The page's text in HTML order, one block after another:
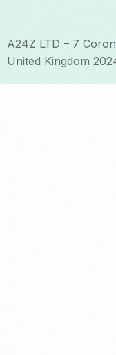
A24Z LTD – 7
United Kingdom